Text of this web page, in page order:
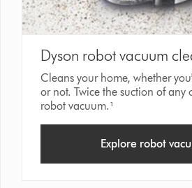
Dyson robot vacuum
Cleans your home, whether
or not. Twice the suction of any
robot vacuum.¹
Explore robot